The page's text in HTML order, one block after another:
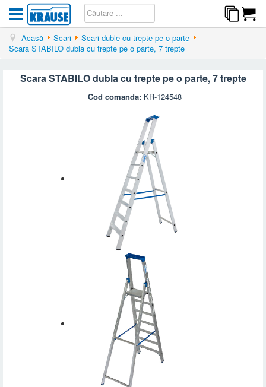
Acasă Scari
Scari duble cu trepte pe o parte
Scara STABILO dubla cu trepte pe o parte, 7 trepte
Scara STABILO dubla cu trepte pe o parte, 7 trepte
Cod comanda: KR-124548